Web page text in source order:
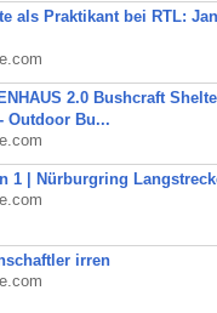
als Praktikant bei RTL:
2.0 Bushcraft
Outdoor Bu...
1 | Nürburgring
irren